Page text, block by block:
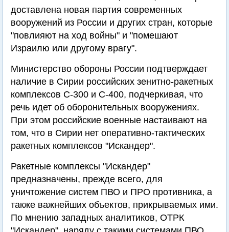
доставлена новая партия современных
вооружений из России и других стран, которые
"повлияют на ход войны" и "помешают
Израилю или другому врагу".
Министерство обороны России подтверждает
наличие в Сирии российских зенитно-ракетных
комплексов С-300 и С-400, подчеркивая, что
речь идет об оборонительных вооружениях.
При этом российские военные настаивают на
том, что в Сирии нет оперативно-тактических
ракетных комплексов "Искандер".
Ракетные комплексы "Искандер"
предназначены, прежде всего, для
уничтожение систем ПВО и ПРО противника, а
также важнейших объектов, прикрываемых ими.
По мнению западных аналитиков, ОТРК